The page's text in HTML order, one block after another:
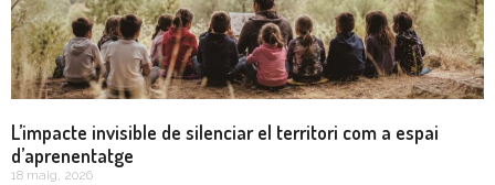
L’impacte invisible de silenciar el territori com a espai
d’aprenentatge
18 maig, 2026